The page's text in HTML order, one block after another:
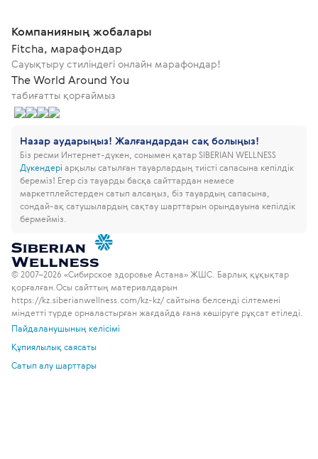
Компанияның жобалары
Fitcha, марафондар
Сауықтыру стиліндегі онлайн марафондар!
The World Around You
табиғатты қорғаймыз
Назар аударыңыз! Жалғандардан сақ болыңыз!
Біз ресми Интернет-дүкен, сонымен қатар SIBERIAN WELLNESS
Дүкендері арқылы сатылған тауарлардың тиісті сапасына кепілдік
береміз! Егер сіз тауарды басқа сайттардан немесе
маркетплейстерден сатып алсаңыз, біз тауардың сапасына,
сондай-ақ сатушылардың сақтау шарттарын орындауына кепілдік
бермейміз.
© 2007–2026 «Сибирское здоровье Астана» ЖШС. Барлық құқықтар
қорғалған. Осы сайттың материалдарын
https://kz.siberianwellness.com/kz-kz/ сайтына белсенді сілтемені
міндетті түрде орналастырған жағдайда ғана көшіруге рұқсат етіледі.
Пайдаланушының келісімі
Құпиялылық саясаты
Сатып алу шарттары